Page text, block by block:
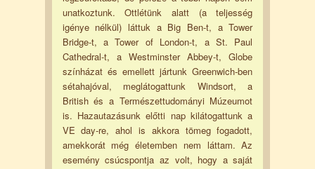
unatkoztunk. Ottlétünk alatt (a teljesség
igénye nélkül) láttuk a Big Ben-t, a Tower
Bridge-t, a Tower of London-t, a St. Paul
Cathedral-t, a Westminster Abbey-t, Globe
színházat és emellett jártunk Greenwich-ben
sétahajóval, meglátogattunk Windsort, a
British és a Természettudományi Múzeumot
is. Hazautazásunk előtti nap kilátogattunk a
VE day-re, ahol is akkora tömeg fogadott,
amekkorát még életemben nem láttam. Az
esemény csúcspontja az volt, hogy a saját